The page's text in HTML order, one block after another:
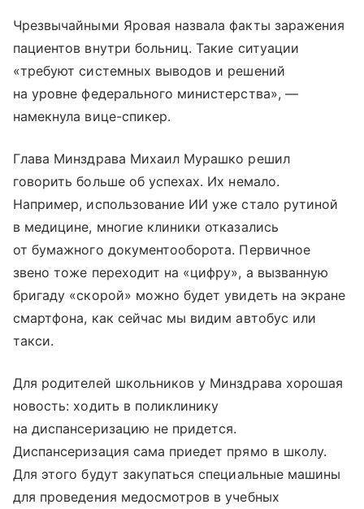
Чрезвычайными Яровая назвала факты заражения
пациентов внутри больниц. Такие ситуации
«требуют системных выводов и решений
на уровне федерального министерства», —
намекнула вице-спикер.
Глава Минздрава Михаил Мурашко решил
говорить больше об успехах. Их немало.
Например, использование ИИ уже стало рутиной
в медицине, многие клиники отказались
от бумажного документооборота. Первичное
звено тоже переходит на «цифру», а вызванную
бригаду «скорой» можно будет увидеть на экране
смартфона, как сейчас мы видим автобус или
такси.
Для родителей школьников у Минздрава хорошая
новость: ходить в поликлинику
на диспансеризацию не придется.
Диспансеризация сама приедет прямо в школу.
Для этого будут закупаться специальные машины
для проведения медосмотров в учебных